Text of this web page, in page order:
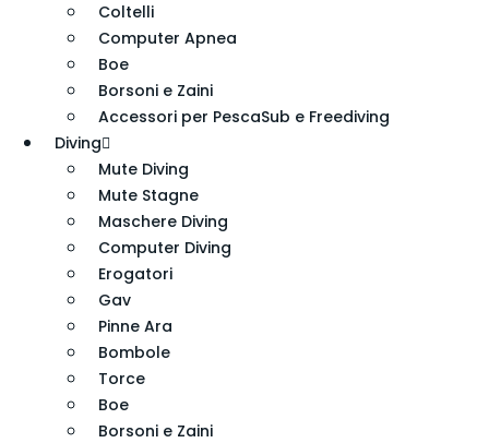
Coltelli
Computer Apnea
Boe
Borsoni e Zaini
Accessori per PescaSub e Freediving
Diving
Mute Diving
Mute Stagne
Maschere Diving
Computer Diving
Erogatori
Gav
Pinne Ara
Bombole
Torce
Boe
Borsoni e Zaini